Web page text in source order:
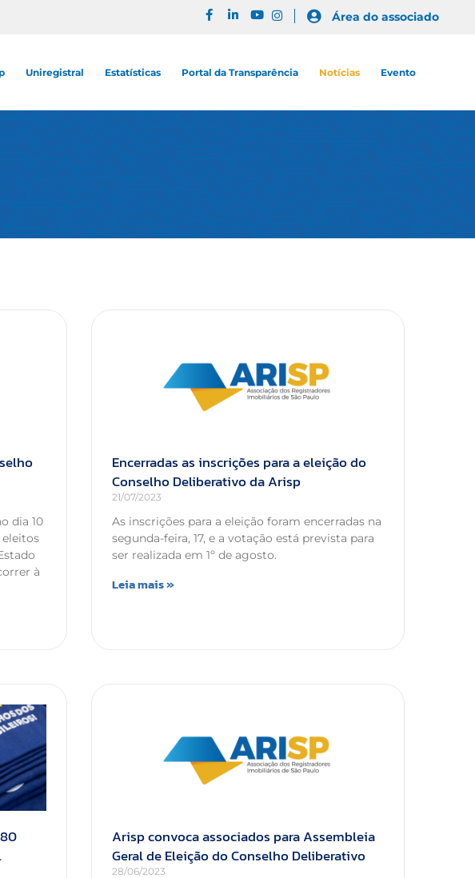
Área do associado
Uniregistral Estatísticas Portal da Transparência Notícias Evento
dia 10
à
Encerradas as inscrições para a eleição do
Conselho Deliberativo da Arisp
21/07/2023
As inscrições para a eleição foram encerradas na
segunda-feira, 17, e a votação está prevista para
ser realizada em 1º de agosto.
Leia mais »
Arisp convoca associados para Assembleia
Geral de Eleição do Conselho Deliberativo
28/06/2023